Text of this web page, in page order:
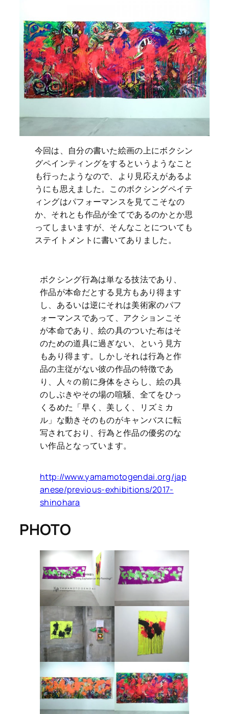
今回は、自分の書いた絵画の上にボクシン
グペインティングをするというようなこと
も行ったようなので、より見応えがあるよ
うにも思えました。このボクシングペイテ
ィングはパフォーマンスを見てこそなの
か、それとも作品が全てであるのかとか思
ってしまいますが、そんなことについても
ステイトメントに書いてありました。
ボクシング行為は単なる技法であり、
作品が本命だとする見方もあり得ます
し、あるいは逆にそれは美術家のパフ
ォーマンスであって、アクションこそ
が本命であり、絵の具のついた布はそ
のための道具に過ぎない、という見方
もあり得ます。しかしそれは行為と作
品の主従がない彼の作品の特徴であ
り、人々の前に身体をさらし、絵の具
のしぶきやその場の喧騒、全てをひっ
くるめた「早く、美しく、リズミカ
ル」な動きそのものがキャンバスに転
写されており、行為と作品の優劣のな
い作品となっています。
http://www.yamamotogendai.org/jap
anese/previous-exhibitions/2017-
shinohara
PHOTO